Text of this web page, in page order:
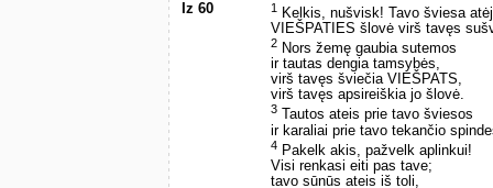
Iz 60 1
Kelkis, nušvisk! Tavo šviesa
VIEŠPATIES šlovė virš tavęs
2 Nors žemę gaubia sutemos
ir tautas dengia tamsybės,
virš tavęs šviečia VIEŠPATS,
virš tavęs apsireiškia jo šlovė.
3 Tautos ateis prie tavo šviesos
ir karaliai prie tavo tekančio
4 Pakelk akis, pažvelk aplinkui!
Visi renkasi eiti pas tave;
tavo sūnūs ateis iš toli,